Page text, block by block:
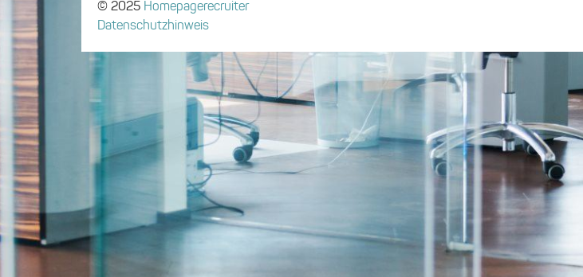
© 2025 Homepagerecruiter
Datenschutzhinweis